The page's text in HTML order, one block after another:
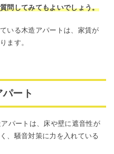
問してみてもよいでしょう。
いる木造アパートは、家賃が
ます。
ート
パートは、床や壁に遮音性が
、騒音対策に力を入れている